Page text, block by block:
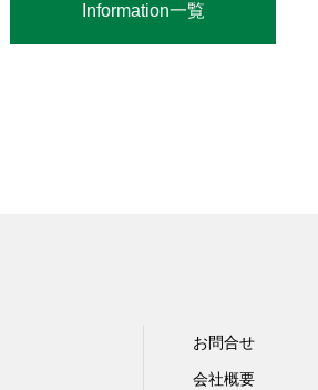
Information一覧
お問合せ
会社概要